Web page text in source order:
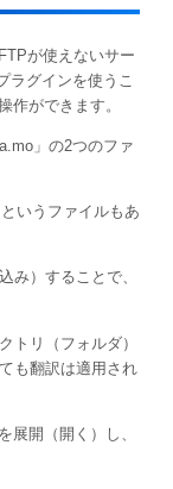
が使えないサー
ラグインを使うこ
作ができます。
」の2つのファ
いうファイルもあ
み）することで、
トリ（フォルダ）
も翻訳は適用され
展開（開く）し、